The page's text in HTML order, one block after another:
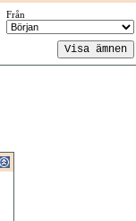
Från